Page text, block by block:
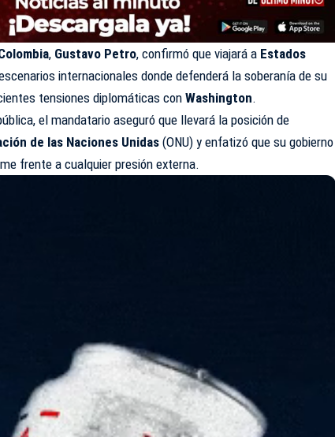
, Gustavo Petro, confirmó que viajará a Estados
internacionales donde defenderá la soberanía de su
tensiones diplomáticas conWashington.
el mandatario aseguró que llevará la posición de
de las Naciones Unidas (ONU) y enfatizó que su gobierno
frente a cualquier presión externa.